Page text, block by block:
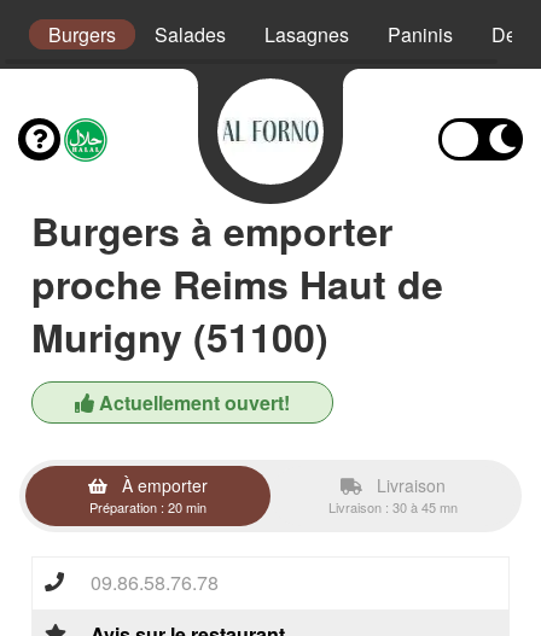
Burgers Salades Lasagnes Paninis
Burgers à emporter
proche Reims Haut de
Murigny (51100)
Actuellement ouvert!
À emporter
Préparation : 20 min
Livraison
Livraison : 30 à 45 mn
09.86.58.76.78